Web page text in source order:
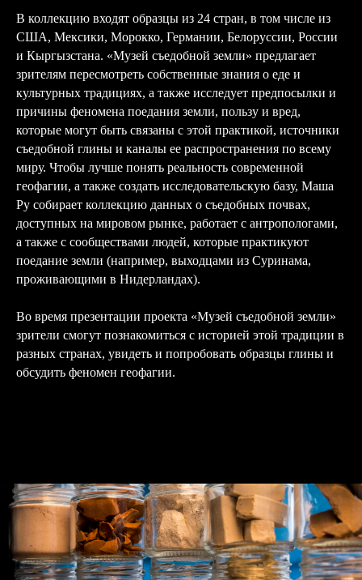
В коллекцию входят образцы из 24 стран, в том числе из
США, Мексики, Морокко, Германии, Белоруссии, России
и Кыргызстана. «Музей съедобной земли» предлагает
зрителям пересмотреть собственные знания о еде и
культурных традициях, а также исследует предпосылки и
причины феномена поедания земли, пользу и вред,
которые могут быть связаны с этой практикой, источники
съедобной глины и каналы ее распространения по всему
миру. Чтобы лучше понять реальность современной
геофагии, а также создать исследовательскую базу, Маша
Ру собирает коллекцию данных о съедобных почвах,
доступных на мировом рынке, работает с антропологами,
а также с сообществами людей, которые практикуют
поедание земли (например, выходцами из Суринама,
проживающими в Нидерландах).
Во время презентации проекта «Музей съедобной земли»
зрители смогут познакомиться с историей этой традиции в
разных странах, увидеть и попробовать образцы глины и
обсудить феномен геофагии.